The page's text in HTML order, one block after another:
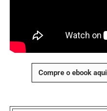
Compre o ebook aqui